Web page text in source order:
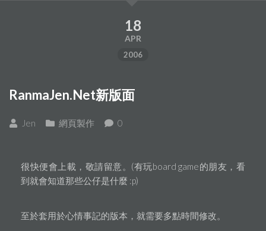
18
APR
2006
RanmaJen.Net新版面
Jen 網頁製作 0
很快便會上載，敬請留意。(有玩board game的朋友，看
到就會知道那些公仔是什麼 :p)
至於套用於心情事記的版本，就需要多點時間修改。